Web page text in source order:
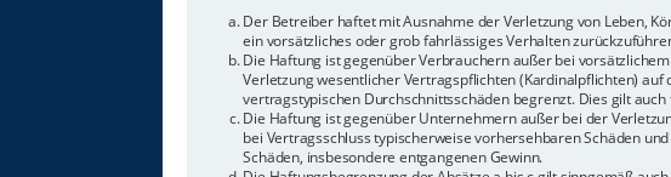
Der Betreiber haftet mit Ausnahme der Verletzung von Leben,
ein vorsätzliches oder grob fahrlässiges Verhalten
Die Haftung ist gegenüber Verbrauchern außer bei
Verletzung wesentlicher Vertragspflichten (Kardinalpflichten)
vertragstypischen Durchschnittsschäden begrenzt. Dies gilt
Die Haftung ist gegenüber Unternehmern außer bei der
bei Vertragsschluss typischerweise vorhersehbaren Schäden
Schäden, insbesondere entgangenen Gewinn.